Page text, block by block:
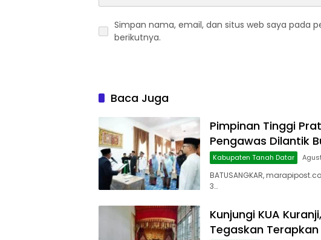
Simpan nama, email, dan situs web saya pada
berikutnya.
Baca Juga
Pimpinan Tinggi
Pengawas Dilantik
Kabupaten Tanah Datar
BATUSANGKAR,
3…
Kunjungi KUA
Tegaskan Terapkan